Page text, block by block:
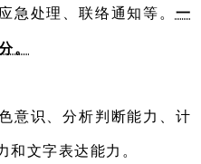
急处理、联络通知等。 一
。
意识、分析判断能力、计
文字表达能力。